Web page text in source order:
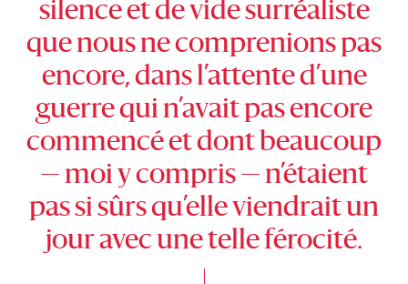
silence et de vide surréaliste
que nous ne comprenions pas
encore, dans l’attente d’une
guerre qui n’avait pas encore
commencé et dont beaucoup
— moi y compris — n’étaient
pas si sûrs qu’elle viendrait un
jour avec une telle férocité.